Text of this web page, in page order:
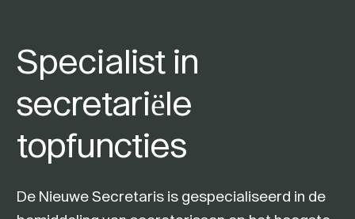
Specialist in
secretariële
topfuncties
De Nieuwe Secretaris is gespecialiseerd in de